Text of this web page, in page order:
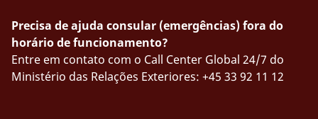
Precisa de ajuda consular (emergências) fora do
horário de funcionamento?
Entre em contato com o Call Center Global 24/7 do
Ministério das Relações Exteriores: +45 33 92 11 12